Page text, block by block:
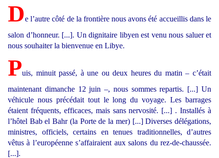
De l’autre côté de la frontière nous avons été accueillis dans le
salon d’honneur. [...]. Un dignitaire libyen est venu nous saluer et
nous souhaiter la bienvenue en Libye.
Puis, minuit passé, à une ou deux heures du matin – c’était
maintenant dimanche 12 juin –, nous sommes repartis. [...] Un
véhicule nous précédait tout le long du voyage. Les barrages
étaient fréquents, efficaces, mais sans nervosité. [...] . Installés à
l’hôtel Bab el Bahr (la Porte de la mer) [...] Diverses délégations,
ministres, officiels, certains en tenues traditionnelles, d’autres
vêtus à l’européenne s’affairaient aux salons du rez-de-chaussée.
[...].